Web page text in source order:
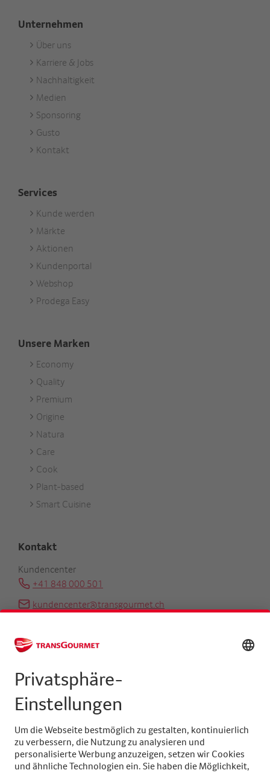
Unternehmen
Footer
Unternehmen
Über uns
Karriere & Jobs
Nachhaltigkeit
Medien
Sponsoring
Gusto
Kontakt
Services
Footer
Services
Kunde werden
Märkte
Aktionen
Kundenportal
Webshop
Prodega Easy
Unsere Marken
Footer
Unsere
Marken
Economy
Quality
Premium
Origine
Natura
Care
Cook
Plant-based
Smart Cuisine
Kontakt
Kundencenter
+41 848 000 501
kundencenter@transgourmet.ch
+41 31 858 48 48
info@transgourmet.ch
Select
language
Folgen Sie uns auf